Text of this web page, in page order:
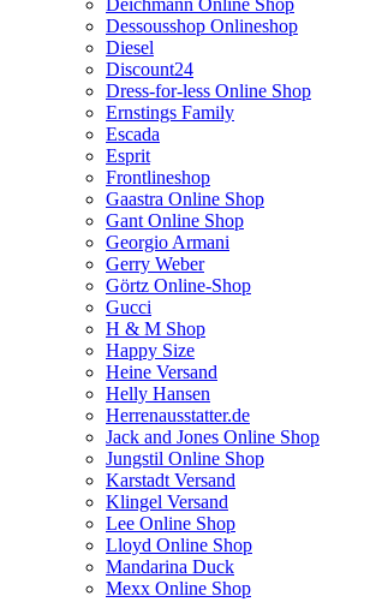
Deichmann Online Shop
Dessousshop Onlineshop
Diesel
Discount24
Dress-for-less Online Shop
Ernstings Family
Escada
Esprit
Frontlineshop
Gaastra Online Shop
Gant Online Shop
Georgio Armani
Gerry Weber
Görtz Online-Shop
Gucci
H & M Shop
Happy Size
Heine Versand
Helly Hansen
Herrenausstatter.de
Jack and Jones Online Shop
Jungstil Online Shop
Karstadt Versand
Klingel Versand
Lee Online Shop
Lloyd Online Shop
Mandarina Duck
Mexx Online Shop